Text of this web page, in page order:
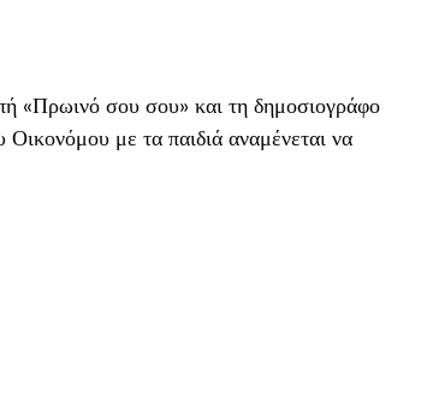
«Πρωινό σου σου» και τη δημοσιογράφο
με τα παιδιά αναμένεται να